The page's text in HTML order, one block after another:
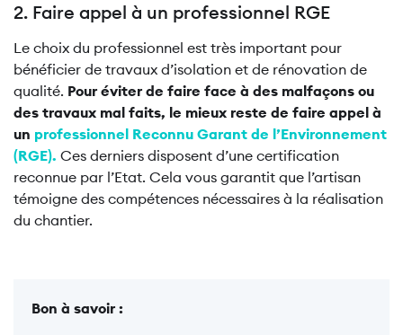
2. Faire appel à un professionnel RGE
Le choix du professionnel est très important pour
bénéficier de travaux d’isolation et de rénovation de
qualité. Pour éviter de faire face à des malfaçons ou
des travaux mal faits, le mieux reste de faire appel à
un professionnel Reconnu Garant de l’Environnement
(RGE). Ces derniers disposent d’une certification
reconnue par l’Etat. Cela vous garantit que l’artisan
témoigne des compétences nécessaires à la réalisation
du chantier.
Bon à savoir :